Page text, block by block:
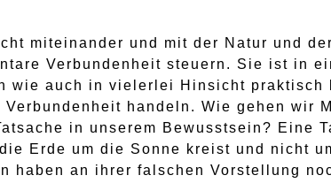
miteinander und mit der Natur und
Verbundenheit steuern. Sie ist in
wie auch in vielerlei Hinsicht praktisch
handeln. Wie gehen wir
in unserem Bewusstsein? Eine
Erde um die Sonne kreist und nicht
haben an ihrer falschen Vorstellung